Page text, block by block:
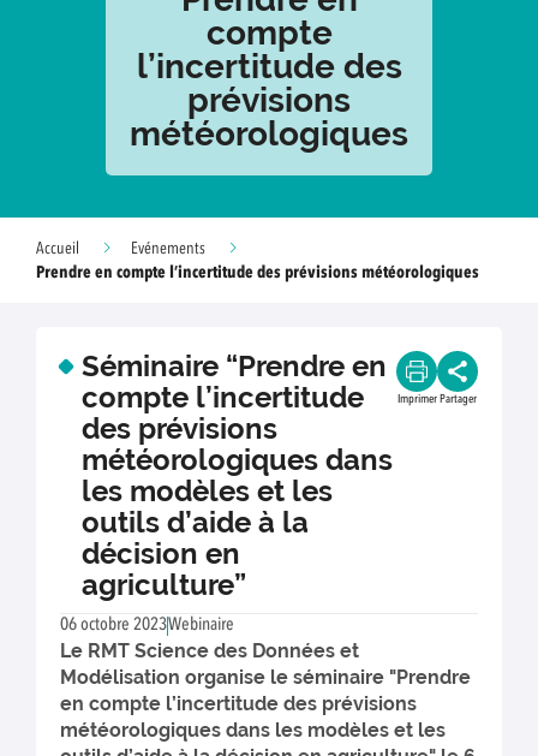
compte
l’incertitude des
prévisions
météorologiques
Accueil
Evénements
Prendre en compte l’incertitude des prévisions météorologiques
Séminaire “Prendre en
compte l’incertitude
des prévisions
météorologiques dans
les modèles et les
outils d’aide à la
décision en
agriculture”
Imprimer Partager
06 octobre 2023Webinaire
Le RMT Science des Données et
Modélisation organise le séminaire "Prendre
en compte l’incertitude des prévisions
météorologiques dans les modèles et les